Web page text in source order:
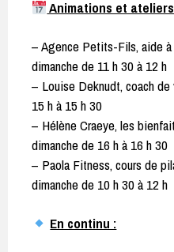
Animations et
– Agence Petits-Fils, aide à
dimanche de 11 h 30 à 12 h
– Louise Deknudt, coach
15 h à 15 h 30
– Hélène Craeye, les
dimanche de 16 h à 16 h 30
– Paola Fitness, cours de
dimanche de 10 h 30 à 12 h
En continu :